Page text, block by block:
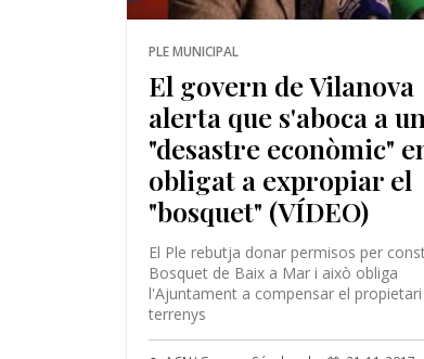
PLE MUNICIPAL
El govern de Vilanova
alerta que s'aboca a un
"desastre econòmic"
obligat a expropiar el
"bosquet" (VÍDEO)
El Ple rebutja donar permisos per
Bosquet de Baix a Mar i això obliga
l'Ajuntament a compensar el propietari
terrenys